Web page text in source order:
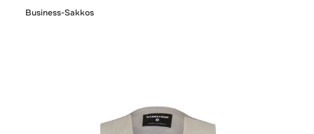
Business-Sakkos